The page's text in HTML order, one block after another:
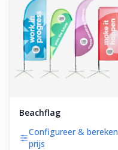
Beachflag
Configureer & bereken
prijs